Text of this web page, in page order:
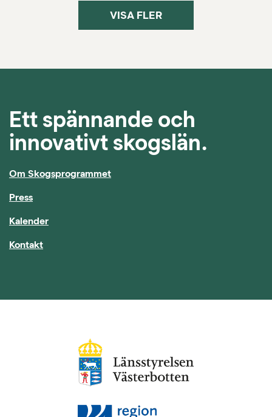
VISA FLER
Ett spännande och
innovativt skogslän.
Om Skogsprogrammet
Press
Kalender
Kontakt